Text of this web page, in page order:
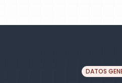
DATOS